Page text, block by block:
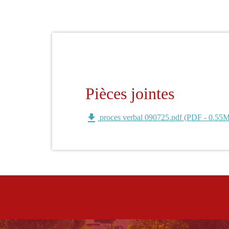
Pièces jointes
file_download proces verbal 090725.pdf (PDF -